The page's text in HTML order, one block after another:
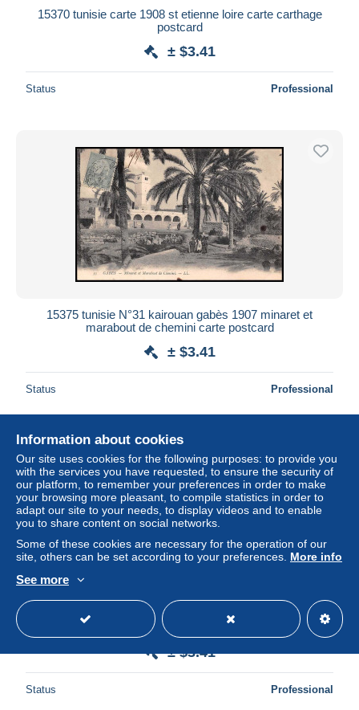
15370 tunisie carte 1908 st etienne loire carte carthage
postcard
± $3.41
Status Professional
15375 tunisie N°31 kairouan gabès 1907 minaret et
marabout de chemini carte postcard
± $3.41
Status Professional
15362 tunisie N°31 kairouan tunis 1907 carte kairouan
mosquée des barbier Sidi Sahab postcard
± $3.41
Status Professional
Information about cookies
Our site uses cookies for the following purposes: to provide you
with the services you have requested, to ensure the security of
our platform, to remember your preferences in order to make
your browsing more pleasant, to compile statistics in order to
adapt our site to your needs, to display videos and to enable
you to share content on social networks.
Some of these cookies are necessary for the operation of our
site, others can be set according to your preferences. More info
See more